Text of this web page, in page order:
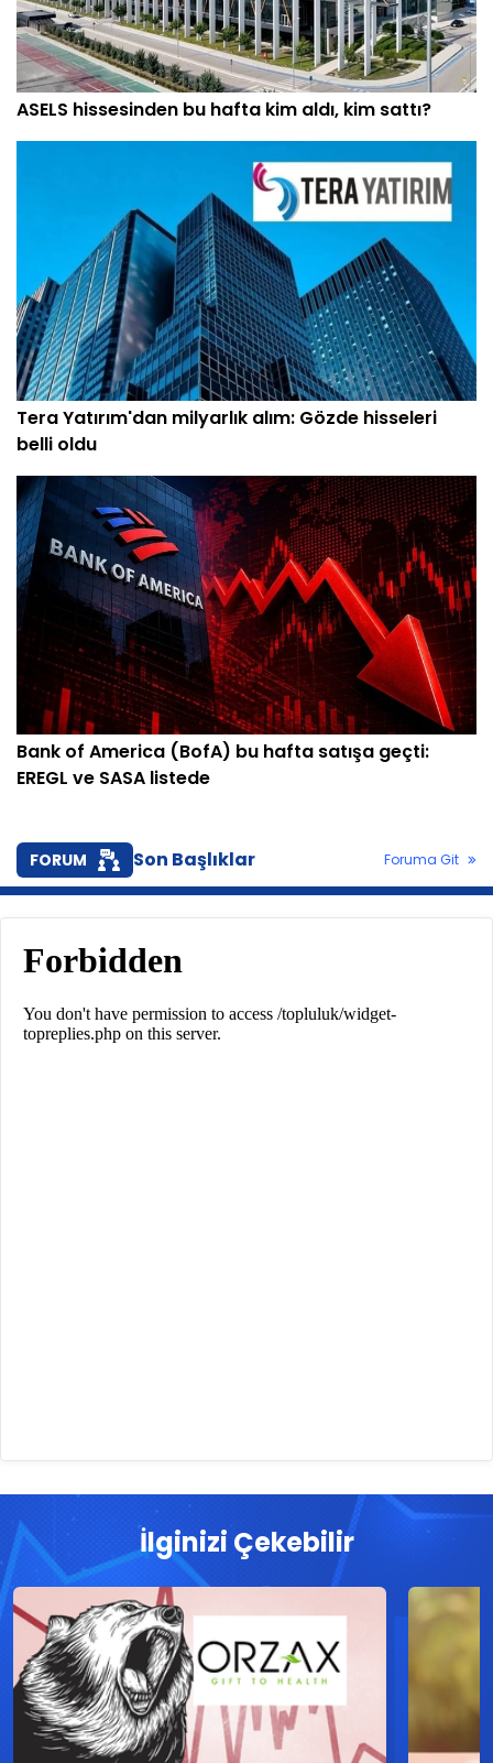
ASELS hissesinden bu hafta kim aldı, kim sattı?
Tera Yatırım'dan milyarlık alım: Gözde hisseleri
belli oldu
Bank of America (BofA) bu hafta satışa geçti:
EREGL ve SASA listede
FORUM Son Başlıklar Foruma Git
İlginizi Çekebilir